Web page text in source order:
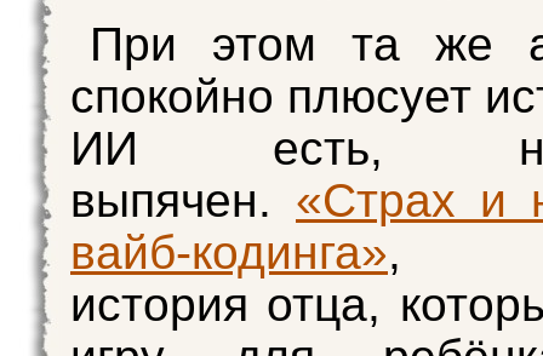
При этом та же
спокойно плюсует
ИИ есть,
выпячен. «Страх и
вайб-кодинга»,
история отца,